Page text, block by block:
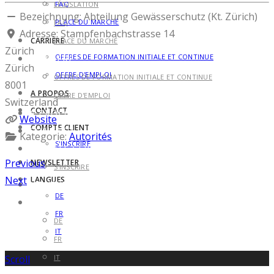
FAQ
PLACE DU MARCHÉ
CARRIÈRE
OFFRES DE FORMATION INITIALE ET CONTINUE
OFFRE D'EMPLOI
A PROPOS
CONTACT
COMPTE CLIENT
S'INSCRIRE
NEWSLETTER
LANGUES
DE
FR
IT
LÉGISLATION
FAQ
PLACE DU MARCHÉ
CARRIÈRE
OFFRES DE FORMATION INITIALE ET CONTINUE
OFFRE D'EMPLOI
A PROPOS
CONTACT
COMPTE CLIENT
S'INSCRIRE
NEWSLETTER
LANGUES
DE
FR
IT
Bezeichnung:Abteilung Gewässerschutz (Kt. Zürich)
Adresse: Stampfenbachstrasse 14
Zürich
Zürich
8001
Switzerland
Website
Kategorie: Autorités
Previous
Next
Scroll